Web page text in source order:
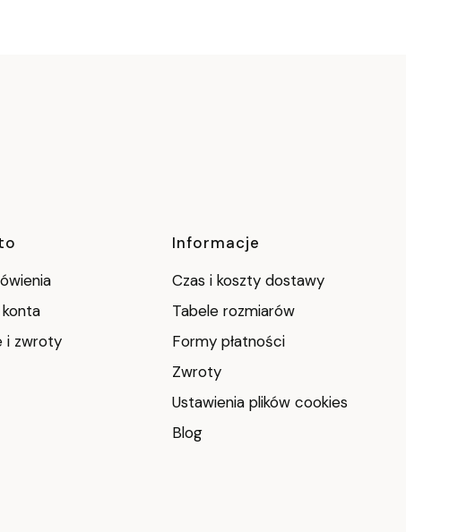
i zwroty
Informacje
Czas i koszty dostawy
Tabele rozmiarów
Formy płatności
Zwroty
Ustawienia plików cookies
Blog